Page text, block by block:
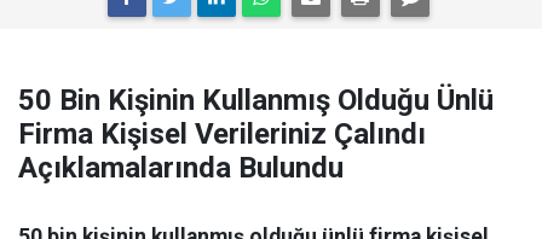
50 Bin Kişinin Kullanmış Olduğu Ünlü
Firma Kişisel Verileriniz Çalındı
Açıklamalarında Bulundu